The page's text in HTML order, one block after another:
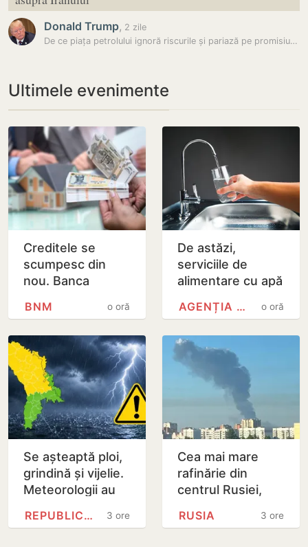
Donald Trump, 2 zile
De ce piața petrolului ignoră riscurile și pariază pe promisiunile lui…
Ultimele evenimente
Creditele se
scumpesc din
nou. Banca
Moldovei a
bază de la 7% la
7,5 la…
o oră
BNM
De astăzi,
serviciile de
alimentare cu apă
capitală sunt mai
o oră
AGENȚIA NAȚIONALĂ PENTRU…
Se așteaptă ploi,
grindină și vijelie.
Meteorologii au
de instabilitate3 ore
REPUBLICA MOLDOVA
Cea mai mare
rafinărie din
centrul Rusiei,
după un nou atac
3 ore
RUSIA